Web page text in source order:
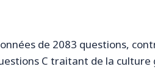
de 2083 questions,
C traitant de la